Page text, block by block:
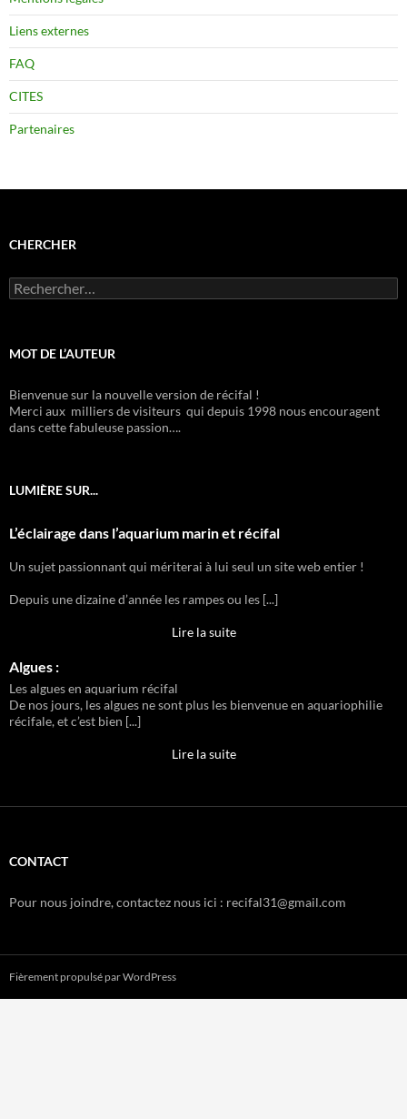
Liens externes
FAQ
CITES
Partenaires
CHERCHER
Rechercher :
MOT DE L’AUTEUR
Bienvenue sur la nouvelle version de récifal !
Merci aux milliers de visiteurs qui depuis 1998 nous encouragent
dans cette fabuleuse passion….
LUMIÈRE SUR...
L’éclairage dans l’aquarium marin et récifal
Un sujet passionnant qui mériterai à lui seul un site web entier !
Depuis une dizaine d’année les rampes ou les [...]
Lire la suite
Algues :
Les algues en aquarium récifal
De nos jours, les algues ne sont plus les bienvenue en aquariophilie
récifale, et c’est bien [...]
Lire la suite
CONTACT
Pour nous joindre, contactez nous ici : recifal31@gmail.com
Fièrement propulsé par WordPress